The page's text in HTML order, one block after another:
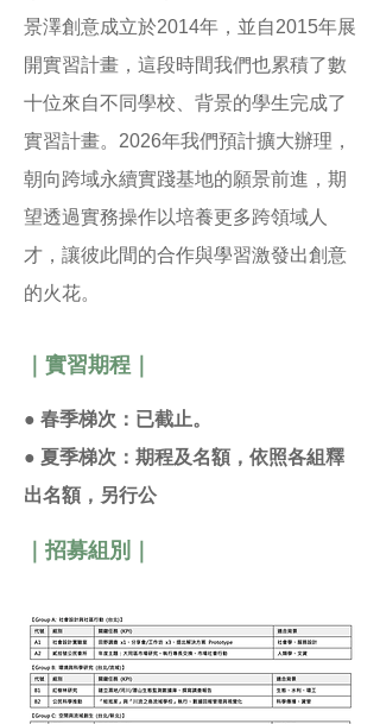
景澤創意成立於2014年，並自2015年展
開實習計畫，這段時間我們也累積了數
十位來自不同學校、背景的學生完成了
實習計畫。2026年我們預計擴大辦理，
朝向跨域永續實踐基地的願景前進，期
望透過實務操作以培養更多跨領域人
才，讓彼此間的合作與學習激發出創意
的火花。
｜實習期程
● 春季梯次：已截止。
● 夏季梯次：期程及名額，依照各組釋
出名額，另行公
｜招募組別｜